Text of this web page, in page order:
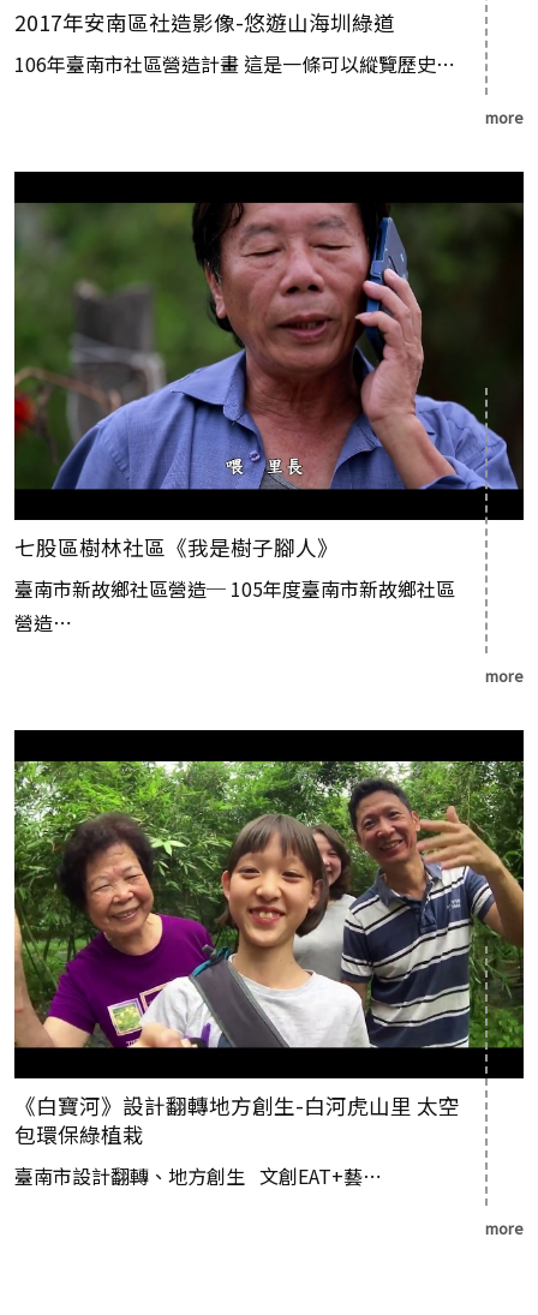
2017年安南區社造影像-悠遊山海圳綠道
106年臺南市社區營造計畫 這是一條可以縱覽歷史⋯
more
七股區樹林社區《我是樹子腳人》
臺南市新故鄉社區營造─ 105年度臺南市新故鄉社區
營造⋯
more
《白寶河》設計翻轉地方創生-白河虎山里 太空
包環保綠植栽
臺南市設計翻轉、地方創生 文創EAT+藝⋯
more